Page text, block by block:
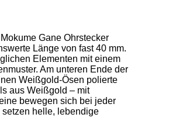
Gane Ohrstecker
Länge von fast 40 mm.
Elementen mit einem
Am unteren Ende der
Weißgold-Ösen polierte
aus Weißgold – mit
bewegen sich bei jeder
helle, lebendige